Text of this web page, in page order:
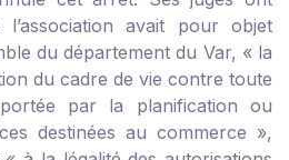
l’association avait pour objet
du département du Var, « la
du cadre de vie contre toute
par la planification ou
destinées au commerce »,